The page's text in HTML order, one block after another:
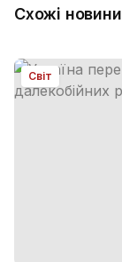
Схожі новини
Світ